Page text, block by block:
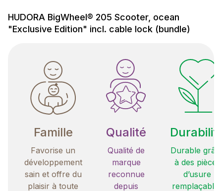
HUDORA BigWheel® 205 Scooter, ocean
"Exclusive Edition" incl. cable lock (bundle)
Famille
Favorise un
développement
sain et offre du
plaisir à toute
Qualité
Qualité de
marque
reconnue
depuis
Durable
à des pièces
d’usure
remplaçables